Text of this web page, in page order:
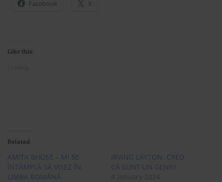
Facebook X
Like this:
Related
AMITA BHOSE – MI SE
ÎNTÂMPLĂ SĂ VISEZ ÎN
LIMBA ROMÂNĂ
IRVING LAYTON: CRED
CĂ SUNT UN GENIU